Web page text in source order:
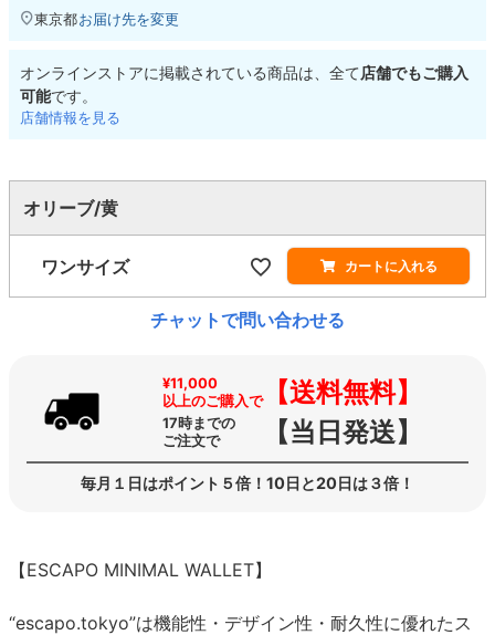
東京都お届け先を変更
オンラインストアに掲載されている商品は、全て店舗でもご購入
可能です。
店舗情報を見る
オリーブ/黄
ワンサイズ カートに入れる
チャットで問い合わせる
¥11,000
以上のご購入で【送料無料】
17時までの
ご注文で
【当日発送】
毎月１日はポイント５倍！10日と20日は３倍！
【ESCAPO MINIMAL WALLET】
“escapo.tokyo”は機能性・デザイン性・耐久性に優れたス